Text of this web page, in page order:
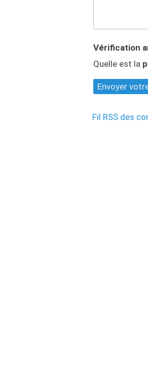
Vérification
Quelle est la
Fil RSS des